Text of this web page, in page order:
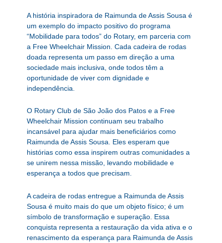
A história inspiradora de Raimunda de Assis Sousa é
um exemplo do impacto positivo do programa
“Mobilidade para todos” do Rotary, em parceria com
a Free Wheelchair Mission. Cada cadeira de rodas
doada representa um passo em direção a uma
sociedade mais inclusiva, onde todos têm a
oportunidade de viver com dignidade e
independência.
O Rotary Club de São João dos Patos e a Free
Wheelchair Mission continuam seu trabalho
incansável para ajudar mais beneficiários como
Raimunda de Assis Sousa. Eles esperam que
histórias como essa inspirem outras comunidades a
se unirem nessa missão, levando mobilidade e
esperança a todos que precisam.
A cadeira de rodas entregue a Raimunda de Assis
Sousa é muito mais do que um objeto físico; é um
símbolo de transformação e superação. Essa
conquista representa a restauração da vida ativa e o
renascimento da esperança para Raimunda de Assis